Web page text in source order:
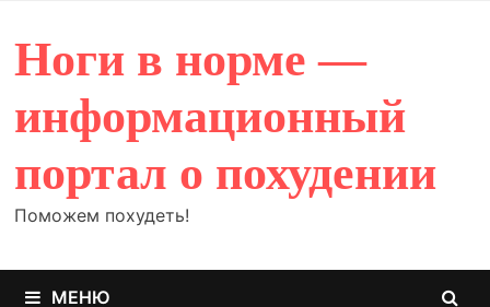
содержимому
Ноги в норме —
информационный
портал о похудении
Поможем похудеть!
МЕНЮ